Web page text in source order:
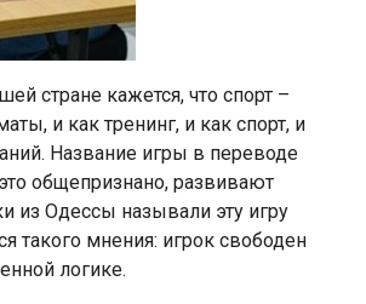
стране кажется, что спорт –
и как тренинг, и как спорт, и
Название игры в переводе
общепризнано, развивают
из Одессы называли эту игру
такого мнения: игрок свободен
логике.